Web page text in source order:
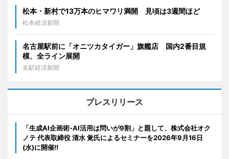
松本・新村で13万本のヒマワリ満開 見頃は3週間ほど
松本経済新聞
名古屋駅前に「オニツカタイガー」旗艦店 国内2番目規
模、全ライン展開
名駅経済新聞
プレスリリース
「生成AI企画術-AI活用は問いが9割」と題して、株式会社オク
ノテ 代表取締役 清水 覚氏によるセミナーを2026年9月16日
(水)に開催!!